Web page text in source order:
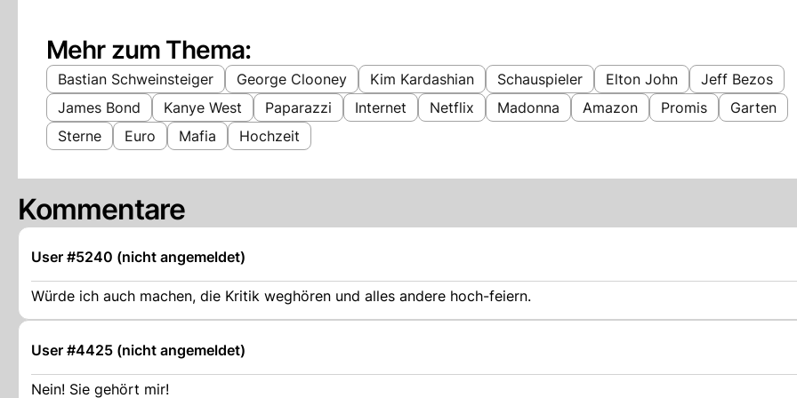
Mehr zum Thema:
Bastian Schweinsteiger George Clooney Kim Kardashian Schauspieler Elton John
Jeff Bezos
James Bond
Kanye West Paparazzi Internet Netflix Madonna Amazon Promis
Garten
Sterne
Euro Mafia Hochzeit
Kommentare
User #5240 (nicht angemeldet)
Würde ich auch machen, die Kritik weghören und alles andere hoch-feiern.
User #4425 (nicht angemeldet)
Nein! Sie gehört mir!